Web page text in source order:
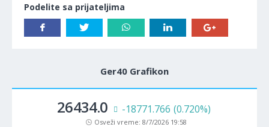
Podelite sa prijateljima
Ger40 Grafikon
26434.0 -18771.766 (0.720%)
Osveži vreme: 8/7/2026 19:58